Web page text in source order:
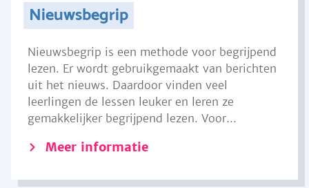
Nieuwsbegrip
Nieuwsbegrip is een methode voor begrijpend
lezen. Er wordt gebruikgemaakt van berichten
uit het nieuws. Daardoor vinden veel
leerlingen de lessen leuker en leren ze
gemakkelijker begrijpend lezen. Voor...
Meer informatie